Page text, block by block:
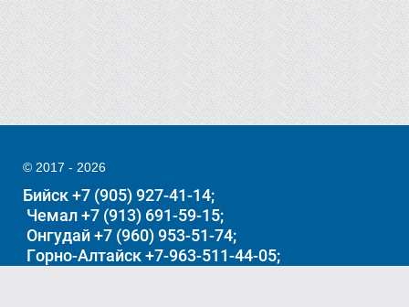
© 2017 - 2026
Бийск +7 (905) 927-41-14
Чемал +7 (913) 691-59-15
Онгудай +7 (960) 953-51-74
Горно-Алтайск +7-963-511-44-05